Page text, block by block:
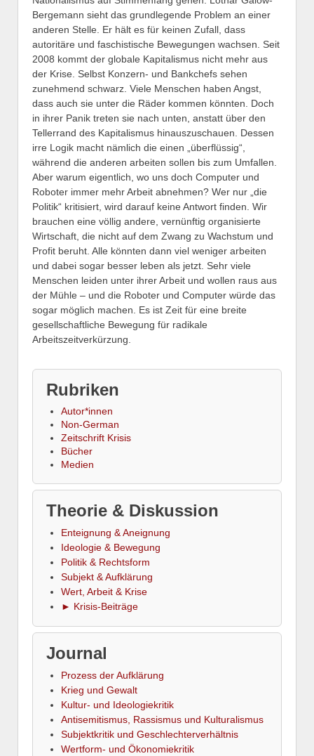
Bergemann sieht das grundlegende Problem an einer
anderen Stelle. Er hält es für keinen Zufall, dass
autoritäre und faschistische Bewegungen wachsen. Seit
2008 kommt der globale Kapitalismus nicht mehr aus
der Krise. Selbst Konzern- und Bankchefs sehen
zunehmend schwarz. Viele Menschen haben Angst,
dass auch sie unter die Räder kommen könnten. Doch
in ihrer Panik treten sie nach unten, anstatt über den
Tellerrand des Kapitalismus hinauszuschauen. Dessen
irre Logik macht nämlich die einen „überflüssig“,
während die anderen arbeiten sollen bis zum Umfallen.
Aber warum eigentlich, wo uns doch Computer und
Roboter immer mehr Arbeit abnehmen? Wer nur „die
Politik“ kritisiert, wird darauf keine Antwort finden. Wir
brauchen eine völlig andere, vernünftig organisierte
Wirtschaft, die nicht auf dem Zwang zu Wachstum und
Profit beruht. Alle könnten dann viel weniger arbeiten
und dabei sogar besser leben als jetzt. Sehr viele
Menschen leiden unter ihrer Arbeit und wollen raus aus
der Mühle – und die Roboter und Computer würde das
sogar möglich machen. Es ist Zeit für eine breite
gesellschaftliche Bewegung für radikale
Arbeitszeitverkürzung.
Rubriken
Autor*innen
Non-German
Zeitschrift Krisis
Bücher
Medien
Theorie & Diskussion
Enteignung & Aneignung
Ideologie & Bewegung
Politik & Rechtsform
Subjekt & Aufklärung
Wert, Arbeit & Krise
► Krisis-Beiträge
Journal
Prozess der Aufklärung
Krieg und Gewalt
Kultur- und Ideologiekritik
Antisemitismus, Rassismus und Kulturalismus
Subjektkritik und Geschlechterverhältnis
Wertform- und Ökonomiekritik